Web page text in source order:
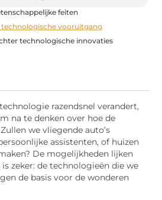
feiten
technologische vooruitgang
technologische innovaties
razendsnel verandert,
na te denken over hoe de
we vliegende auto’s
assistenten, of huizen
De mogelijkheden lijken
zeker: de technologieën die we
de basis voor de wonderen